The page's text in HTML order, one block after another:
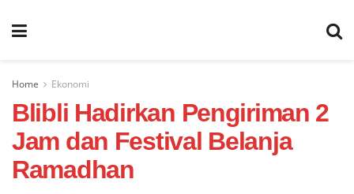
Home Ekonomi
Blibli Hadirkan Pengiriman 2
Jam dan Festival Belanja
Ramadhan